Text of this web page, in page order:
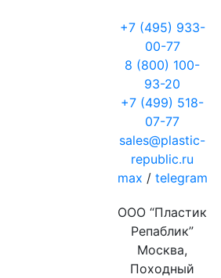
+7 (495) 933-
00-77
8 (800) 100-
93-20
+7 (499) 518-
07-77
sales@plastic-
republic.ru
max / telegram
ООО “Пластик
Репаблик”
Москва,
Походный